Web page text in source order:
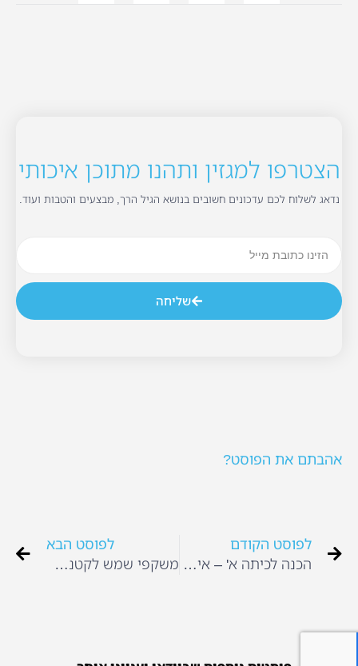
הצטרפו למגזין ותהנו מתוכן איכותי
נדאג לשלוח לכם עדכונים חשובים בנושא הגיל הרך, מבצעים והטבות ועוד.
שליחה
אהבתם את הפוסט?
לפוסט הקודם
הכנה לכיתה א' – איך מתחילים?
לפוסט הבא
משקפי שמש לקטנטנים